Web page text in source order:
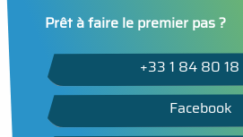
Prêt à faire le premier pas ?
+33 1 84 80
Facebook